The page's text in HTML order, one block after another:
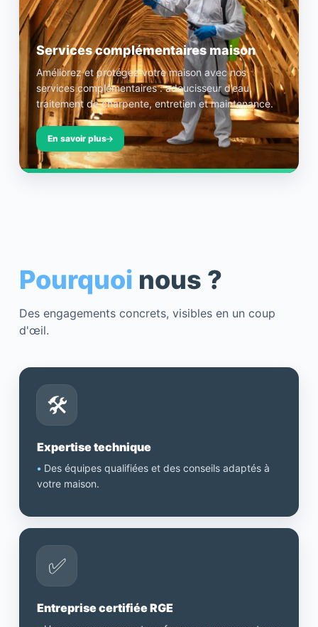
Services complémentaires maison
Améliorez et protégez votre maison avec nos
services complémentaires : adoucisseur d’eau,
traitement de charpente, entretien et maintenance.
En savoir plus
Pourquoi nous ?
Des engagements concrets, visibles en un coup
d'œil.
🛠️
Expertise technique
• Des équipes qualifiées et des conseils adaptés à
votre maison.
✅
Entreprise certifiée RGE